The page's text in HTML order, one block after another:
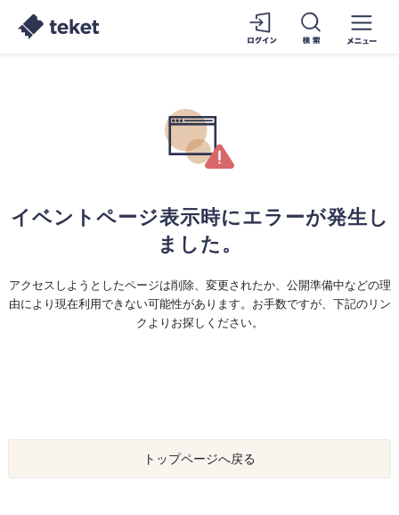
イベントページ表示時にエラーが発生し
ました。
アクセスしようとしたページは削除、変更されたか、公開準備中などの理
由により現在利用できない可能性があります。お手数ですが、下記のリン
クよりお探しください。
トップページへ戻る